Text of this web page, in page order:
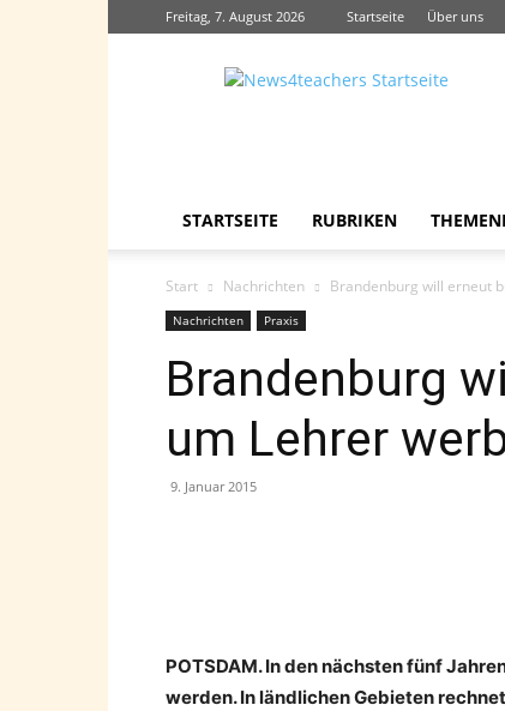
Freitag, 7. August 2026 Startseite Über uns
News4teachers
STARTSEITE RUBRIKEN
Start Nachrichten Brandenburg will erneut
Nachrichten Praxis
Brandenburg
um Lehrer
9. Januar 2015
POTSDAM. In den nächsten fünf
werden. In ländlichen Gebieten